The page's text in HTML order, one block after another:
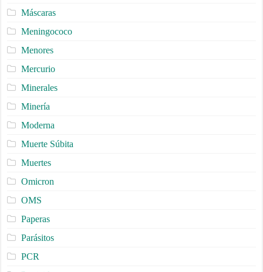
Máscaras
Meningococo
Menores
Mercurio
Minerales
Minería
Moderna
Muerte Súbita
Muertes
Omicron
OMS
Paperas
Parásitos
PCR